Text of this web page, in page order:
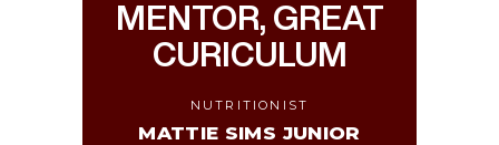
MENTOR, GREAT
CURICULUM
NUTRITIONIST
MATTIE SIMS JUNIOR